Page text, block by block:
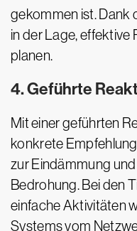
gekommen ist. Dank
in der Lage,
planen.
4. Geführte
Mit einer geführten
konkrete
zur Eindämmung
Bedrohung. Bei den
einfache Aktivitäten
Systems vom